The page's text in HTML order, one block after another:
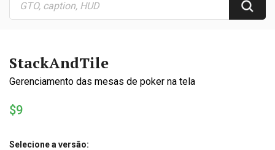
StackAndTile
Gerenciamento das mesas de poker na tela
$9
Selecione a versão: